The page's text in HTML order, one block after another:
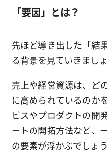
「要因」とは？
先ほど導き出した「結
る背景を見ていきましょ
売上や経営資源は、ど
に高められているのか
ビスやプロダクトの開
ートの開拓方法など、
の要素が浮かぶでしょう